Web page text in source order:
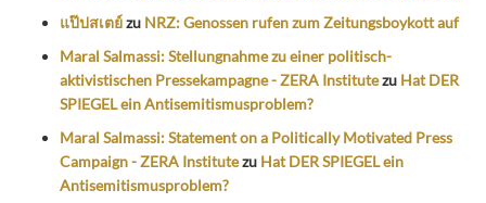
แป๊ปสเตย์zu NRZ: Genossen rufen zum Zeitungsboykott auf
Maral Salmassi: Stellungnahme zu einer politisch-
aktivistischen Pressekampagne - ZERA Institutezu Hat DER
SPIEGEL ein Antisemitismusproblem?
Maral Salmassi: Statement on a Politically Motivated Press
Campaign - ZERA Institutezu Hat DER SPIEGEL ein
Antisemitismusproblem?